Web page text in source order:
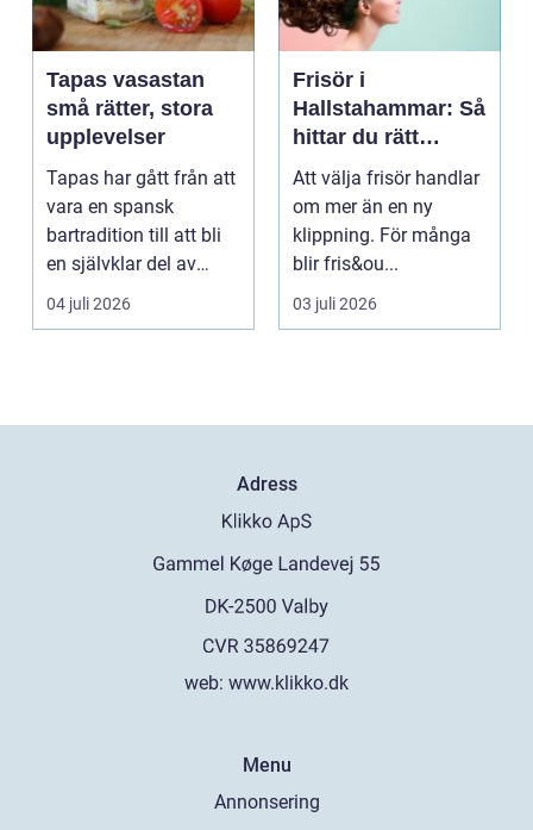
Tapas vasastan
små rätter, stora
upplevelser
Tapas har gått från att
vara en spansk
bartradition till att bli
en självklar del av
Stockholms krog...
04 juli 2026
Frisör i
Hallstahammar: Så
hittar du rätt
salong för din stil
och vardag
Att välja frisör handlar
om mer än en ny
klippning. För många
blir fris&ou...
03 juli 2026
Adress
web: www.klikko.dk
Menu
Annonsering